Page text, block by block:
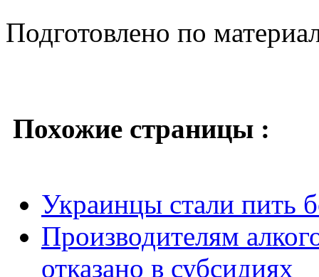
Подготовлено по
Похожие страницы :
Украинцы стали пить
Производителям
отказано в субсидиях